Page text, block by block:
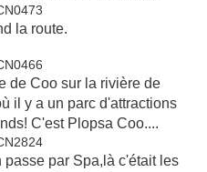
la route.
de Coo sur la rivière de
il y a un parc d'attractions
C'est Plopsa Coo....
passe par Spa,là c'était les